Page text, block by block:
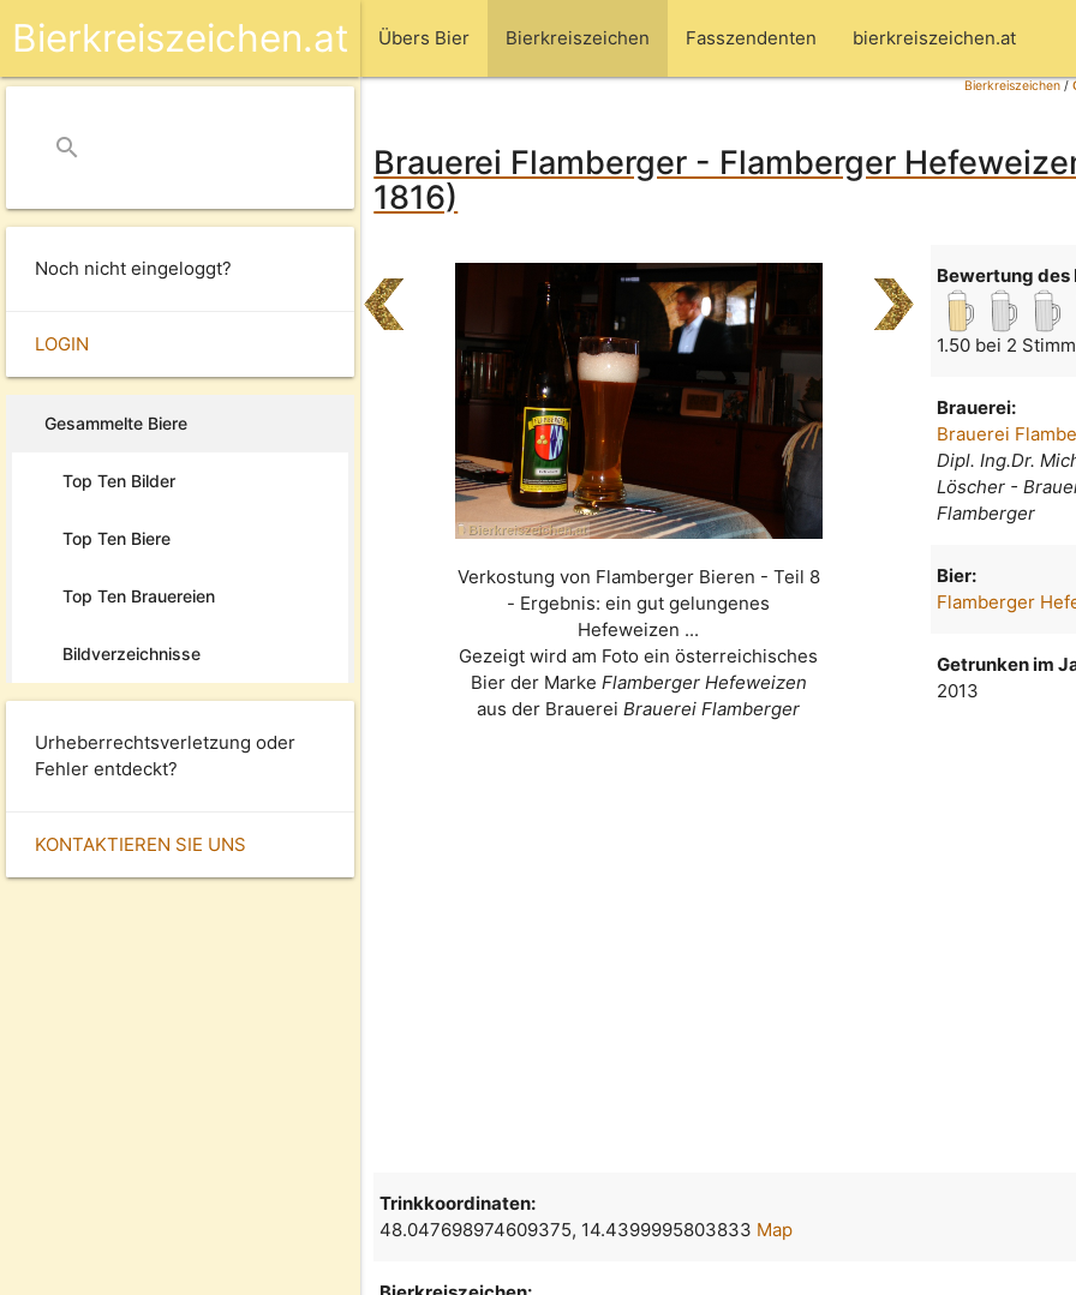
Übers Bier Bierkreiszeichen Fasszendenten bierkreiszeichen.at
Bierkreiszeichen.at
search
Noch nicht eingeloggt?
LOGIN
Gesammelte Biere
Top Ten Bilder
Top Ten Biere
Top Ten Brauereien
Bildverzeichnisse
Urheberrechtsverletzung oder
Fehler entdeckt?
KONTAKTIEREN SIE UNS
Bierkreiszeichen/
Brauerei Flamberger - Flamberger
1816)
Verkostung von Flamberger Bieren - Teil 8
- Ergebnis: ein gut gelungenes
Hefeweizen ...
Gezeigt wird am Foto ein österreichisches
Bier der Marke Flamberger Hefeweizen
aus der BrauereiBrauerei Flamberger
Bewertung des
1.50 bei 2
Brauerei:
Brauerei
Dipl. Ing.Dr.
Löscher -
Flamberger
Bier:
Flamberger
Getrunken im
2013
Trinkkoordinaten:
48.047698974609375, 14.4399995803833 Map